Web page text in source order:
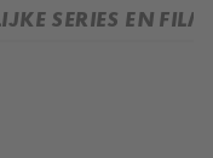
SERIES EN